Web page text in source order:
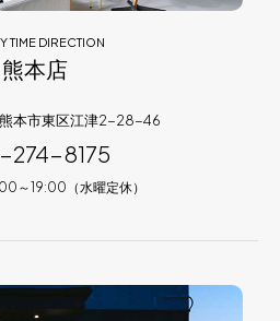
TIME DIRECTION
熊本店
本市東区江津2-28-46
274-8175
～19:00（水曜定休）